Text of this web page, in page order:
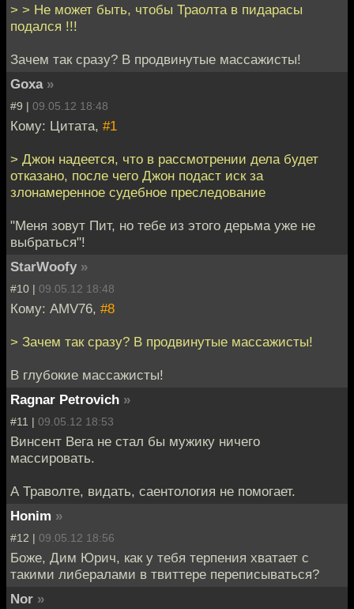
> > Не может быть, чтобы Траолта в пидарасы
подался !!!
Зачем так сразу? В продвинутые массажисты!
Goxa »
#9 | 09.05.12 18:48
Кому: Цитата, #1
> Джон надеется, что в рассмотрении дела будет
отказано, после чего Джон подаст иск за
злонамеренное судебное преследование
"Меня зовут Пит, но тебе из этого дерьма уже не
выбраться"!
StarWoofy »
#10 | 09.05.12 18:48
Кому: AMV76, #8
> Зачем так сразу? В продвинутые массажисты!
В глубокие массажисты!
Ragnar Petrovich »
#11 | 09.05.12 18:53
Винсент Вега не стал бы мужику ничего
массировать.
А Траволте, видать, саентология не помогает.
Honim »
#12 | 09.05.12 18:56
Боже, Дим Юрич, как у тебя терпения хватает с
такими либералами в твиттере переписываться?
Nor »